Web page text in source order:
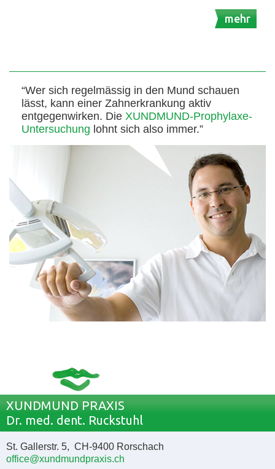
mehr
“Wer sich regelmässig in den Mund schauen
lässt, kann einer Zahnerkrankung aktiv
entgegenwirken. Die XUNDMUND-Prophylaxe-
Untersuchung lohnt sich also immer.”
XUNDMUND PRAXIS
Dr. med. dent. Ruckstuhl
St. Gallerstr. 5, CH-9400 Rorschach
office@xundmundpraxis.ch